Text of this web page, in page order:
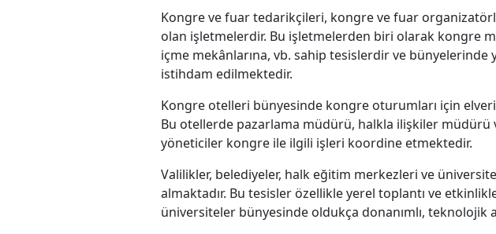
Kongre ve fuar tedarikçileri, kongre ve fuar
olan işletmelerdir. Bu işletmelerden biri olarak kongre
içme mekânlarına, vb. sahip tesislerdir ve
istihdam edilmektedir.
Kongre otelleri bünyesinde kongre oturumları için
Bu otellerde pazarlama müdürü, halkla ilişkiler
yöneticiler kongre ile ilgili işleri koordine etmektedir.
Valilikler, belediyeler, halk eğitim merkezleri ve
almaktadır. Bu tesisler özellikle yerel toplantı ve
üniversiteler bünyesinde oldukça donanımlı,